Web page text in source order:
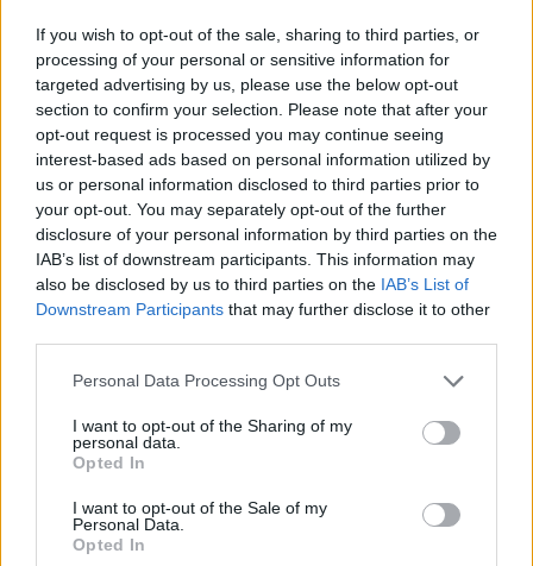
If you wish to opt-out of the sale, sharing to third parties, or
processing of your personal or sensitive information for
targeted advertising by us, please use the below opt-out
section to confirm your selection. Please note that after your
opt-out request is processed you may continue seeing
interest-based ads based on personal information utilized by
us or personal information disclosed to third parties prior to
your opt-out. You may separately opt-out of the further
disclosure of your personal information by third parties on the
IAB’s list of downstream participants. This information may
also be disclosed by us to third parties on the IAB’s List of
Downstream Participants that may further disclose it to other
Please note that this website/app uses one or more Google
not limited to your visit or usage behaviour. You may click to
grant or deny consent to Google and its third-party tags to
use your data for below specified purposes in below Google
consent section.
Personal Data Processing Opt Outs
I want to opt-out of the Sharing of my
personal data.
Opted In
I want to opt-out of the Sale of my
Personal Data.
Opted In
Egy szakadék szélén állok, és mindössze egy
hajszál választ el attól, hogy az egyensúlyomat
elveszítve a mélybe zuhanjak – így tudnám a
legfrappánsabban megfogalmazni, milyen érzést
vált ki belőlem aszorongás. Ez épp olyan ijesztő,
mint amilyennek hangzik, de személyes
tapasztalataim alapján állíthatom, hogy nem
legyőzhetetlen. Ebben a cikkben olyan
természetes alternatívákat találsz, amelyek
hatékonyan enyhítik a szorongást, ráadásul
közelebb hoznak önmagadhoz.
szorongásod?